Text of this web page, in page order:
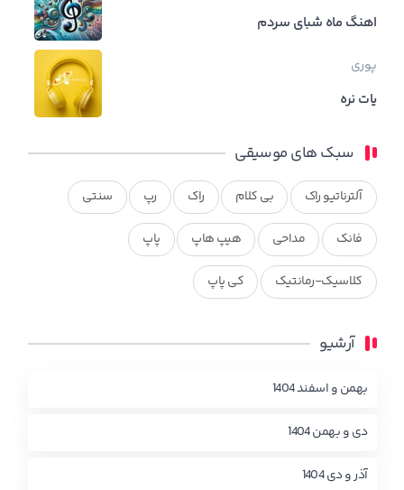
اهنگ ماه شبای سردم
پوری
یات نره
سبک های موسیقی
آلترناتیو راک بی کلام راک رپ سنتی
فانک مداحی هیپ هاپ پاپ
کلاسیک-رمانتیک کی پاپ
آرشیو
بهمن و اسفند 1404
دی و بهمن 1404
آذر و دی 1404